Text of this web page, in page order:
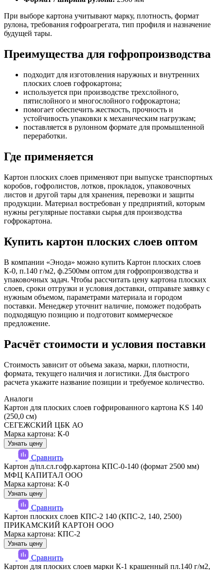
При выборе картона учитывают марку, плотность, формат
рулона, требования гофроагрегата, тип профиля и назначение
будущей тары.
Преимущества для гофропроизводства
подходит для изготовления наружных и внутренних
плоских слоев гофрокартона;
используется при производстве трехслойного,
пятислойного и многослойного гофрокартона;
помогает обеспечить жесткость, прочность и
устойчивость упаковки к механическим нагрузкам;
поставляется в рулонном формате для промышленной
переработки.
Где применяется
Картон плоских слоев применяют при выпуске транспортных
коробов, гофролистов, лотков, прокладок, упаковочных
листов и другой тары для хранения, перевозки и защиты
продукции. Материал востребован у предприятий, которым
нужны регулярные поставки сырья для производства
гофрокартона.
Купить картон плоских слоев оптом
В компании «Энода» можно купить Картон плоских слоев
К-0, п.140 г/м2, ф.2500мм оптом для гофропроизводства и
упаковочных задач. Чтобы рассчитать цену картона плоских
слоев, сроки отгрузки и условия доставки, отправьте заявку с
нужным объемом, параметрами материала и городом
поставки. Менеджер уточнит наличие, поможет подобрать
подходящую позицию и подготовит коммерческое
предложение.
Расчёт стоимости и условия поставки
Стоимость зависит от объема заказа, марки, плотности,
формата, текущего наличия и логистики. Для быстрого
расчета укажите название позиции и требуемое количество.
Аналоги
Картон для плоских слоев гофрированного картона KS 140
(250,0 см)
СЕГЕЖСКИЙ ЦБК АО
Марка картона: К-0
Узнать цену
Сравнить
Картон д/пл.сл.гофр.картона КПС-0-140 (формат 2500 мм)
МФЦ КАПИТАЛ ООО
Марка картона: К-0
Узнать цену
Сравнить
Картон плоских слоев КПС-2 140 (КПС-2, 140, 2500)
ПРИКАМСКИЙ КАРТОН ООО
Марка картона: КПС-2
Узнать цену
Сравнить
Картон для плоских слоев марки К-1 крашенный пл.140 г/м2,